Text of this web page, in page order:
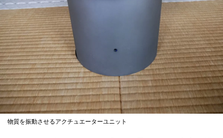
物質を振動させるアクチュエーターユニット